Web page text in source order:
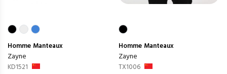
Homme Manteaux
Zayne
KD1521
Homme Manteaux
Zayne
TX1006